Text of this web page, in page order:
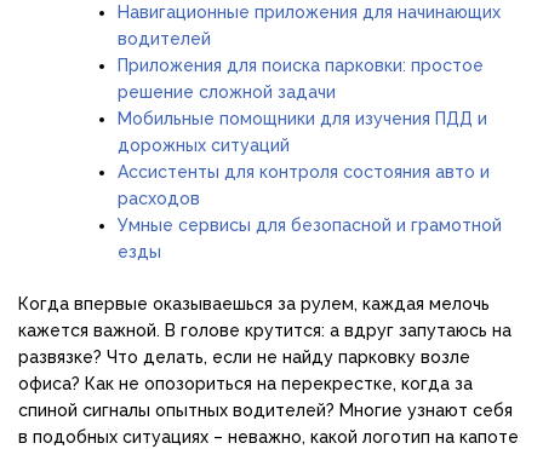
Навигационные приложения для начинающих
водителей
Приложения для поиска парковки: простое
решение сложной задачи
Мобильные помощники для изучения ПДД и
дорожных ситуаций
Ассистенты для контроля состояния авто и
расходов
Умные сервисы для безопасной и грамотной
езды
Когда впервые оказываешься за рулем, каждая мелочь
кажется важной. В голове крутится: а вдруг запутаюсь на
развязке? Что делать, если не найду парковку возле
офиса? Как не опозориться на перекрестке, когда за
спиной сигналы опытных водителей? Многие узнают себя
в подобных ситуациях – неважно, какой логотип на капоте